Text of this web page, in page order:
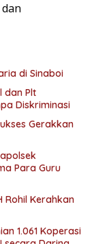
di Sinaboi
dan Plt
Diskriminasi
Gerakkan
Para Guru
Rohil Kerahkan
1.061 Koperasi